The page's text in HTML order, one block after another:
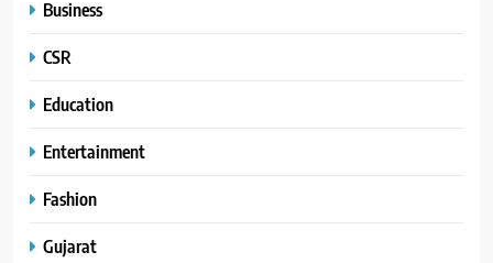
Business
CSR
Education
Entertainment
Fashion
Gujarat